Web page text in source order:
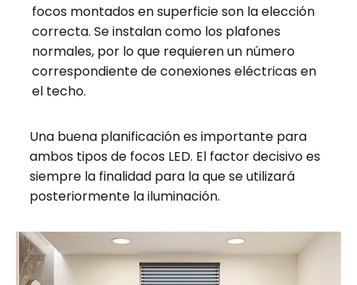
focos montados en superficie son la elección
correcta. Se instalan como los plafones
normales, por lo que requieren un número
correspondiente de conexiones eléctricas en
el techo.
Una buena planificación es importante para
ambos tipos de focos LED. El factor decisivo es
siempre la finalidad para la que se utilizará
posteriormente la iluminación.